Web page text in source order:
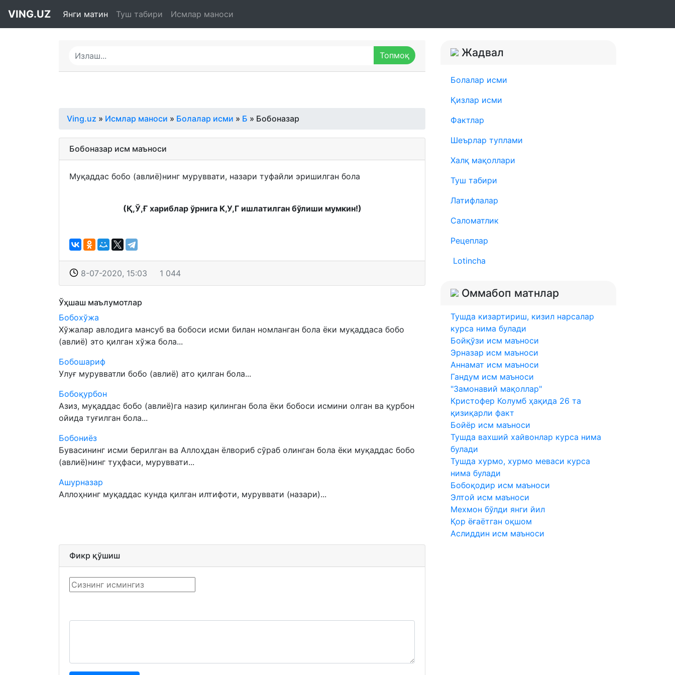
VING.UZ Янги матин Туш табири Исмлар маноси
Ving.uz » Исмлар маноси » Болалар исми » Б » Бобоназар
Бобоназар исм маъноси
Муқаддас бобо (авлиё)нинг муруввати, назари туфайли эришилган бола
(Қ,Ў,Ғ хариблар ўрнига К,У,Г ишлатилган бўлиши мумкин!)
8-07-2020, 15:03 1 044
Ўҳшаш маълумотлар
Бобохўжа
Хўжалар авлодига мансуб ва бобоси исми билан номланган бола ёки муқаддаса бобо
(авлиё) это қилган хўжа бола...
Бобошариф
Улуғ мурувватли бобо (авлиё) ато қилган бола...
Бобоқурбон
Азиз, муқаддас бобо (авлиё)га назир қилинган бола ёки бобоси исмини олган ва қурбон
ойида туғилган бола...
Бобониёз
Бувасининг исми берилган ва Аллоҳдан ёлвориб сўраб олинган бола ёки муқаддас бобо
(авлиё)нинг туҳфаси, муруввати...
Ашурназар
Аллоҳнинг муқаддас кунда қилган илтифоти, муруввати (назари)...
Фикр қўшиш
Жадвал
Болалар исми
Қизлар исми
Фактлар
Шеърлар туплами
Халқ мақоллари
Туш табири
Латифлалар
Саломатлик
Рецеплар
Lotincha
Оммабоп матнлар
Тушда кизартириш, кизил нарсалар
курса нима булади
Бойқўзи исм маъноси
Эрназар исм маъноси
Аннамат исм маъноси
Гандум исм маъноси
"Замонавий мақоллар"
Кристофер Колумб ҳақида 26 та
қизиқарли факт
Бойёр исм маъноси
Тушда вахший хайвонлар курса нима
булади
Тушда хурмо, хурмо меваси курса
нима булади
Бобоқодир исм маъноси
Элтой исм маъноси
Мехмон бўлди янги йил
Қор ёғаётган оқшом
Аслиддин исм маъноси